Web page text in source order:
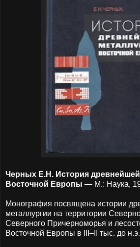
Черных Е.Н. История древнейшей
Восточной Европы — М.: Наука,
Монография посвящена истории
металлургии на территории
Северного Причерноморья и
Восточной Европы в III–II тыс. до н.э.